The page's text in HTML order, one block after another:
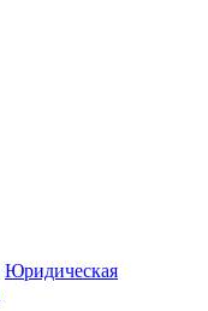
Юридическая